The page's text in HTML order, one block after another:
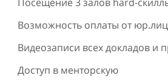
Возможность оплаты от
Видеозаписи всех докладов и
Доступ в менторскую